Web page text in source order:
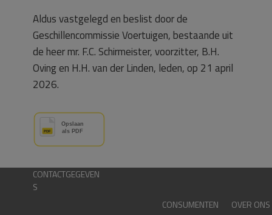
Aldus vastgelegd en beslist door de
Geschillencommissie Voertuigen, bestaande uit
de heer mr. F.C. Schirmeister, voorzitter, B.H.
Oving en H.H. van der Linden, leden, op 21 april
2026.
CONTACTGEGEVEN
S
CONSUMENTEN
OVER ONS